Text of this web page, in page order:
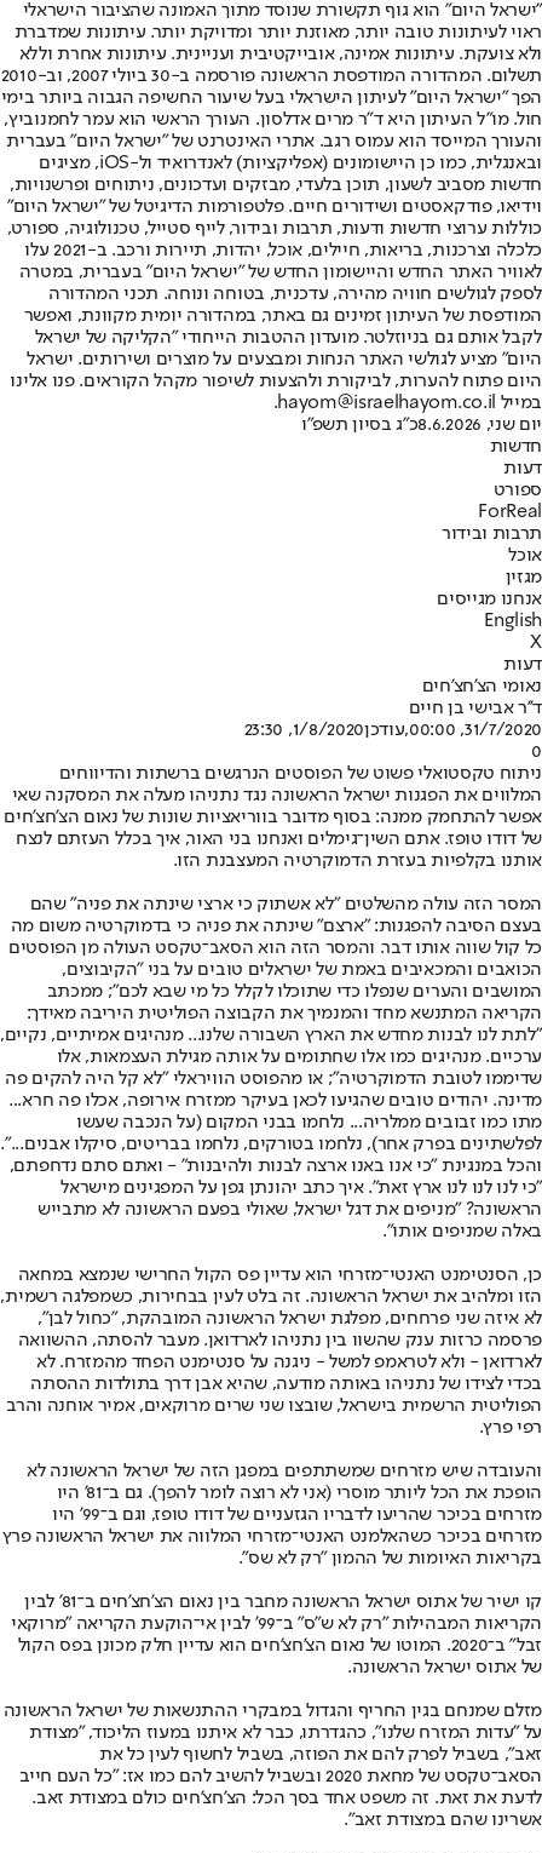
"ישראל היום" הוא גוף תקשורת שנוסד מתוך האמונה שהציבור הישראלי
ראוי לעיתונות טובה יותר, מאוזנת יותר ומדויקת יותר. עיתונות שמדברת
ולא צועקת. עיתונות אמינה, אובייקטיבית ועניינית. עיתונות אחרת וללא
תשלום. המהדורה המודפסת הראשונה פורסמה ב-30 ביולי 2007, וב-2010
הפך "ישראל היום" לעיתון הישראלי בעל שיעור החשיפה הגבוה ביותר בימי
חול. מו"ל העיתון היא ד"ר מרים אדלסון. העורך הראשי הוא עמר לחמנוביץ,
והעורך המייסד הוא עמוס רגב. אתרי האינטרנט של "ישראל היום" בעברית
ובאנגלית, כמו כן היישומונים (אפליקציות) לאנדרואיד ול-iOS, מציגים
חדשות מסביב לשעון, תוכן בלעדי, מבזקים ועדכונים, ניתוחים ופרשנויות,
וידיאו, פודקאסטים ושידורים חיים. פלטפורמות הדיגיטל של "ישראל היום"
כוללות ערוצי חדשות ודעות, תרבות ובידור, לייף סטייל, טכנולוגיה, ספורט,
כלכלה וצרכנות, בריאות, חיילים, אוכל, יהדות, תיירות ורכב. ב-2021 עלו
לאוויר האתר החדש והיישומון החדש של "ישראל היום" בעברית, במטרה
לספק לגולשים חוויה מהירה, עדכנית, בטוחה ונוחה. תכני המהדורה
המודפסת של העיתון זמינים גם באתר, במהדורה יומית מקוונת, ואפשר
לקבל אותם גם בניוזלטר. מועדון ההטבות הייחודי "הקליקה של ישראל
היום" מציע לגולשי האתר הנחות ומבצעים על מוצרים ושירותים. ישראל
היום פתוח להערות, לביקורת ולהצעות לשיפור מקהל הקוראים. פנו אלינו
במייל hayom@israelhayom.co.il.
יום שני, 8.6.2026
כ"ג בסיון תשפ"ו
חדשות
דעות
ספורט
ForReal
תרבות ובידור
אוכל
מגזין
אנחנו מגייסים
English
X
דעות
נאומי הצ'חצ'חים
ד''ר אבישי בן חיים
31/7/2020, 00:00
,עודכן1/8/2020, 23:30
0
ניתוח טקסטואלי פשוט של הפוסטים הנרגשים ברשתות והדיווחים
המלווים את הפגנות ישראל הראשונה נגד נתניהו מעלה את המסקנה שאי
אפשר להתחמק ממנה: בסוף מדובר בווריאציות שונות של נאום הצ'חצ'חים
של דודו טופז. אתם השין־גימלים ואנחנו בני האור, איך בכלל העזתם לנצח
אותנו בקלפיות בעזרת הדמוקרטיה המעצבנת הזו.
המסר הזה עולה מהשלטים "לא אשתוק כי ארצי שינתה את פניה" שהם
בעצם הסיבה להפגנות: "ארצם" שינתה את פניה כי בדמוקרטיה משום מה
כל קול שווה אותו דבר. והמסר הזה הוא הסאב־טקסט העולה מן הפוסטים
הכואבים והמכאיבים באמת של ישראלים טובים על בני "הקיבוצים,
המושבים והערים שנפלו כדי שתוכלו לקלל כל מי שבא לכם"; ממכתב
הקריאה המתנשא מחד והמנמיך את הקבוצה הפוליטית היריבה מאידך:
"לתת לנו לבנות מחדש את הארץ השבורה שלנו... מנהיגים אמיתיים, נקיים,
ערכיים. מנהיגים כמו אלו שחתומים על אותה מגילת העצמאות, אלו
שדיממו לטובת הדמוקרטיה"; או מהפוסט הוויראלי "לא קל היה להקים פה
מדינה. יהודים טובים שהגיעו לכאן בעיקר ממזרח אירופה, אכלו פה חרא...
מתו כמו זבובים ממלריה... נלחמו בבני המקום (על הנכבה שעשו
לפלשתינים בפרק אחר), נלחמו בטורקים, נלחמו בבריטים, סיקלו אבנים...".
והכל במנגינת "כי אנו באנו ארצה לבנות ולהיבנות" - ואתם סתם נדחפתם,
"כי לנו לנו לנו ארץ זאת". איך כתב יהונתן גפן על המפגינים מישראל
הראשונה? "מניפים את דגל ישראל, שאולי בפעם הראשונה לא מתבייש
באלה שמניפים אותו".
כן, הסנטימנט האנטי־מזרחי הוא עדיין פס הקול החרישי שנמצא במחאה
הזו ומלהיב את ישראל הראשונה. זה בלט לעין בבחירות, כשמפלגה רשמית,
לא איזה שני פרחחים, מפלגת ישראל הראשונה המובהקת, "כחול לבן",
פרסמה כרזות ענק שהשוו בין נתניהו לארדואן. מעבר להסתה, ההשוואה
לארדואן - ולא לטראמפ למשל - ניגנה על סנטימנט הפחד מהמזרח. לא
בכדי לצידו של נתניהו באותה מודעה, שהיא אבן דרך בתולדות ההסתה
הפוליטית הרשמית בישראל, שובצו שני שרים מרוקאים, אמיר אוחנה והרב
רפי פרץ.
והעובדה שיש מזרחים שמשתתפים במפגן הזה של ישראל הראשונה לא
הופכת את הכל ליותר מוסרי (אני לא רוצה לומר להפך). גם ב־81' היו
מזרחים בכיכר שהריעו לדבריו הגזעניים של דודו טופז, וגם ב־99' היו
מזרחים בכיכר כשהאלמנט האנטי־מזרחי המלווה את ישראל הראשונה פרץ
בקריאות האיומות של ההמון "רק לא שס".
קו ישיר של אתוס ישראל הראשונה מחבר בין נאום הצ'חצ'חים ב־81' לבין
הקריאות המבהילות "רק לא ש"ס" ב־99' לבין אי־הוקעת הקריאה "מרוקאי
זבל" ב־2020. המוטו של נאום הצ'חצ'חים הוא עדיין חלק מכונן בפס הקול
של אתוס ישראל הראשונה.
מזלם שמנחם בגין החריף והגדול במבקרי ההתנשאות של ישראל הראשונה
על "עדות המזרח שלנו", כהגדרתו, כבר לא איתנו במעוז הליכוד, "מצודת
זאב", בשביל לפרק להם את הפוזה, בשביל לחשוף לעין כל את
הסאב־טקסט של מחאת 2020 ובשביל להשיב להם כמו אז: "כל העם חייב
לדעת את זאת. זה משפט אחד בסך הכל: הצ'חצ'חים כולם במצודת זאב.
אשרינו שהם במצודת זאב".